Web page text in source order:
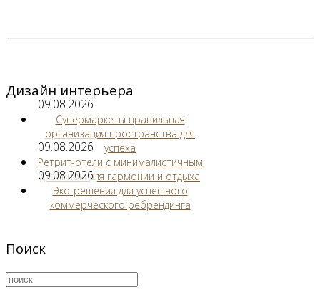
Дизайн интерьера
09.08.2026
Супермаркеты правильная
организация пространства для
успеха
09.08.2026
Ретрит-отели с минималистичным
дизайном для гармонии и отдыха
09.08.2026
Эко-решения для успешного
коммерческого ребрендинга
Поиск